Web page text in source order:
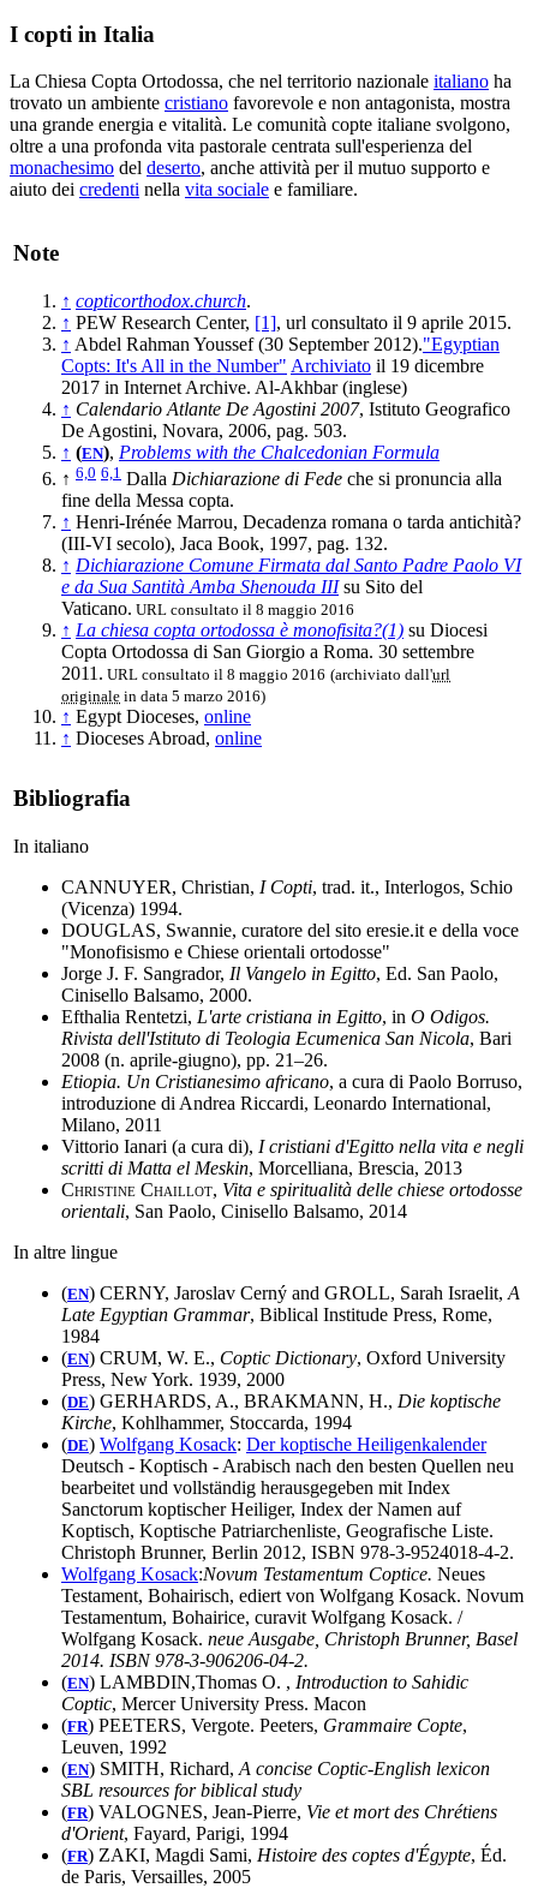
I copti in Italia
La Chiesa Copta Ortodossa, che nel territorio nazionale italiano ha
trovato un ambiente cristiano favorevole e non antagonista, mostra
una grande energia e vitalità. Le comunità copte italiane svolgono,
oltre a una profonda vita pastorale centrata sull'esperienza del
monachesimo del deserto, anche attività per il mutuo supporto e
aiuto dei credenti nella vita sociale e familiare.
Note
↑ copticorthodox.church.
↑ PEW Research Center, [1], url consultato il 9 aprile 2015.
↑ Abdel Rahman Youssef (30 September 2012)."Egyptian
Copts: It's All in the Number" Archiviato il 19 dicembre
2017 in Internet Archive. Al-Akhbar (inglese)
↑ Calendario Atlante De Agostini 2007, Istituto Geografico
De Agostini, Novara, 2006, pag. 503.
↑ (EN), Problems with the Chalcedonian Formula
↑ 6,0 6,1 Dalla Dichiarazione di Fede che si pronuncia alla
fine della Messa copta.
↑ Henri-Irénée Marrou, Decadenza romana o tarda antichità?
(III-VI secolo), Jaca Book, 1997, pag. 132.
↑ Dichiarazione Comune Firmata dal Santo Padre Paolo VI
e da Sua Santità Amba Shenouda III su Sito del
Vaticano. URL consultato il 8 maggio 2016
↑ La chiesa copta ortodossa è monofisita?(1) su Diocesi
Copta Ortodossa di San Giorgio a Roma. 30 settembre
2011. URL consultato il 8 maggio 2016 (archiviato dall'url
originale in data 5 marzo 2016)
↑ Egypt Dioceses, online
↑ Dioceses Abroad, online
Bibliografia
In italiano
CANNUYER, Christian, I Copti, trad. it., Interlogos, Schio
(Vicenza) 1994.
DOUGLAS, Swannie, curatore del sito eresie.it e della voce
"Monofisismo e Chiese orientali ortodosse"
Jorge J. F. Sangrador, Il Vangelo in Egitto, Ed. San Paolo,
Cinisello Balsamo, 2000.
Efthalia Rentetzi, L'arte cristiana in Egitto, in O Odigos.
Rivista dell'Istituto di Teologia Ecumenica San Nicola, Bari
2008 (n. aprile-giugno), pp. 21–26.
Etiopia. Un Cristianesimo africano, a cura di Paolo Borruso,
introduzione di Andrea Riccardi, Leonardo International,
Milano, 2011
Vittorio Ianari (a cura di), I cristiani d'Egitto nella vita e negli
scritti di Matta el Meskin, Morcelliana, Brescia, 2013
Christine Chaillot, Vita e spiritualità delle chiese ortodosse
orientali, San Paolo, Cinisello Balsamo, 2014
In altre lingue
(EN) CERNY, Jaroslav Cerný and GROLL, Sarah Israelit, A
Late Egyptian Grammar, Biblical Institude Press, Rome,
1984
(EN) CRUM, W. E., Coptic Dictionary, Oxford University
Press, New York. 1939, 2000
(DE) GERHARDS, A., BRAKMANN, H., Die koptische
Kirche, Kohlhammer, Stoccarda, 1994
(DE) Wolfgang Kosack: Der koptische Heiligenkalender
Deutsch - Koptisch - Arabisch nach den besten Quellen neu
bearbeitet und vollständig herausgegeben mit Index
Sanctorum koptischer Heiliger, Index der Namen auf
Koptisch, Koptische Patriarchenliste, Geografische Liste.
Christoph Brunner, Berlin 2012, ISBN 978-3-9524018-4-2.
Wolfgang Kosack:Novum Testamentum Coptice. Neues
Testament, Bohairisch, ediert von Wolfgang Kosack. Novum
Testamentum, Bohairice, curavit Wolfgang Kosack. /
Wolfgang Kosack. neue Ausgabe, Christoph Brunner, Basel
2014. ISBN 978-3-906206-04-2.
(EN) LAMBDIN,Thomas O. , Introduction to Sahidic
Coptic, Mercer University Press. Macon
(FR) PEETERS, Vergote. Peeters, Grammaire Copte,
Leuven, 1992
(EN) SMITH, Richard, A concise Coptic-English lexicon
SBL resources for biblical study
(FR) VALOGNES, Jean-Pierre, Vie et mort des Chrétiens
d'Orient, Fayard, Parigi, 1994
(FR) ZAKI, Magdi Sami, Histoire des coptes d'Égypte, Éd.
de Paris, Versailles, 2005